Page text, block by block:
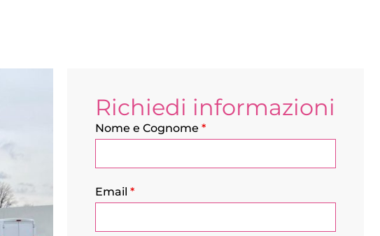
Richiedi informazioni
Nome e Cognome*
Email*